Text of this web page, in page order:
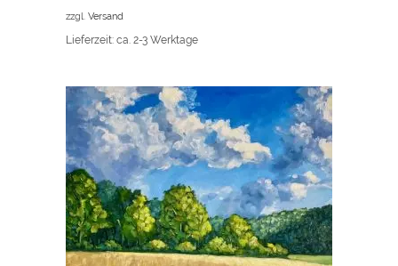
zzgl. Versand
Lieferzeit: ca. 2-3 Werktage